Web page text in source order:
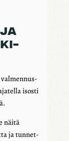
valmen­nus­
isosti
näitä
ja tunnet­